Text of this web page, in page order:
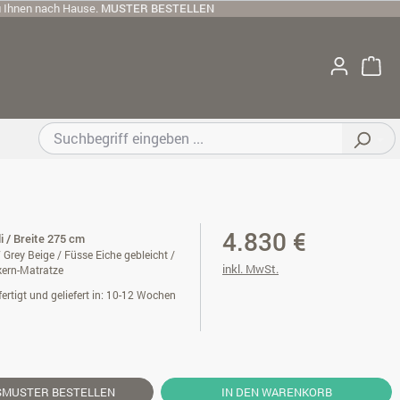
nach Hause. MUSTER BESTELLEN
/ Breite 275 cm
Grey Beige / Füsse Eiche gebleicht /
Matratze
und geliefert in: 10-12 Wochen
4.830 €
inkl. MwSt.
BESTELLEN IN DEN WARENKORB